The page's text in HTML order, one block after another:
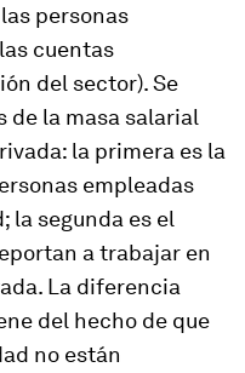
personas
cuentas
del sector). Se
de la masa salarial
la primera es la
empleadas
la segunda es el
a trabajar en
La diferencia
del hecho de que
no están